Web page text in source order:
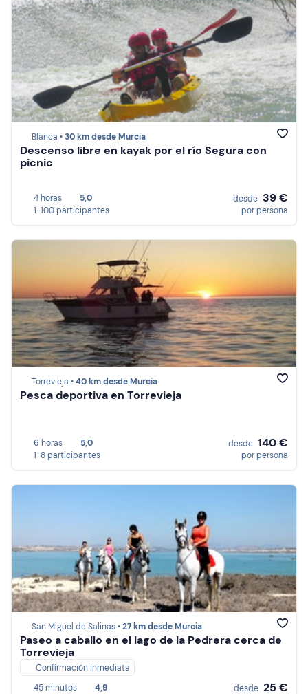
Blanca •30 km desde Murcia
Descenso libre en kayak por el río Segura con
picnic
4 horas
5,0
1-100 participantes
desde 39 €
por persona
Torrevieja •40 km desde Murcia
Pesca deportiva en Torrevieja
6 horas
5,0
1-8 participantes
desde 140 €
por persona
San Miguel de Salinas •27 km desde Murcia
Paseo a caballo en el lago de la Pedrera cerca de
Torrevieja
Confirmación inmediata
45 minutos
4,9 desde 25 €